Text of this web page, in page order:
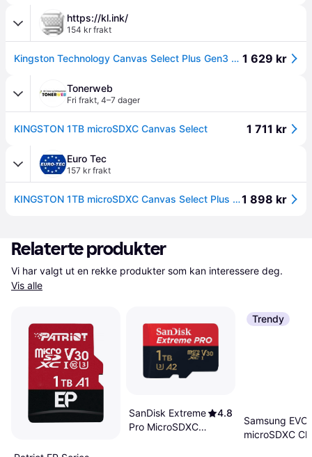
https://kl.ink/
154 kr frakt
Kingston Technology Canvas Select Plus Gen3 1 TB MicroSDXC UHS-I Klasse 10 1 629 kr
Tonerweb
Fri frakt, 4–7 dager
KINGSTON 1TB microSDXC Canvas Select 1 711 kr
Euro Tec
157 kr frakt
KINGSTON 1TB microSDXC Canvas Select Plus Gen3 150MB/s A1 Card + Adapter (SDCS3/1TB)1 898 kr
Relaterte produkter
Vis alle
SanDisk Extreme
Pro MicroSDXC
4.8
Trendy
Samsung EVO
microSDXC